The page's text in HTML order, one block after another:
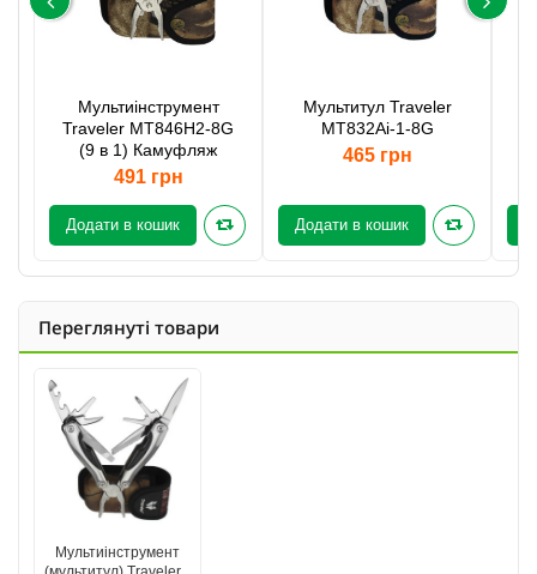
Мультиінструмент
Traveler MT846H2-8G
(9 в 1) Камуфляж
491 грн
Додати в кошик
Мультитул Traveler
MT832Ai-1-8G
465 грн
Додати в кошик
Переглянуті товари
Мультиінструмент